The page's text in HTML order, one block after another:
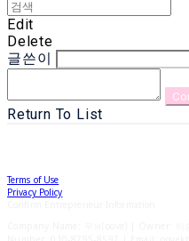
Edit
Delete
글쓴이
Return To List
Terms of Use
Privacy Policy